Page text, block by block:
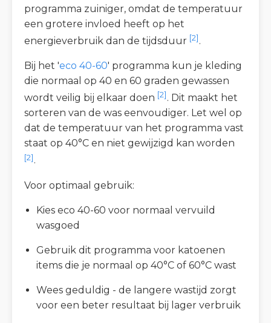
programma zuiniger, omdat de temperatuur
een grotere invloed heeft op het
energieverbruik dan de tijdsduur [2].
Bij het 'eco 40-60' programma kun je kleding
die normaal op 40 en 60 graden gewassen
wordt veilig bij elkaar doen [2]. Dit maakt het
sorteren van de was eenvoudiger. Let wel op
dat de temperatuur van het programma vast
staat op 40°C en niet gewijzigd kan worden
[2].
Voor optimaal gebruik:
Kies eco 40-60 voor normaal vervuild
wasgoed
Gebruik dit programma voor katoenen
items die je normaal op 40°C of 60°C wast
Wees geduldig - de langere wastijd zorgt
voor een beter resultaat bij lager verbruik